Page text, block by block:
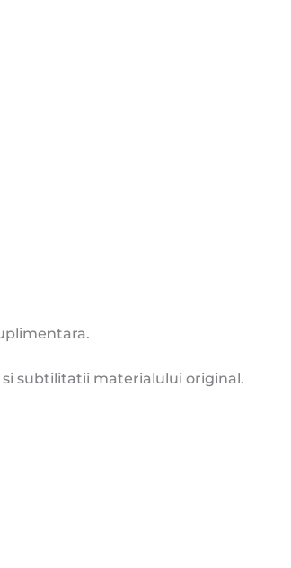
subtilitatii materialului original.